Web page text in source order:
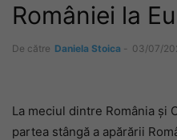
României la
De către Daniela Stoica - 03/07/
La meciul dintre România și
partea stângă a apărării